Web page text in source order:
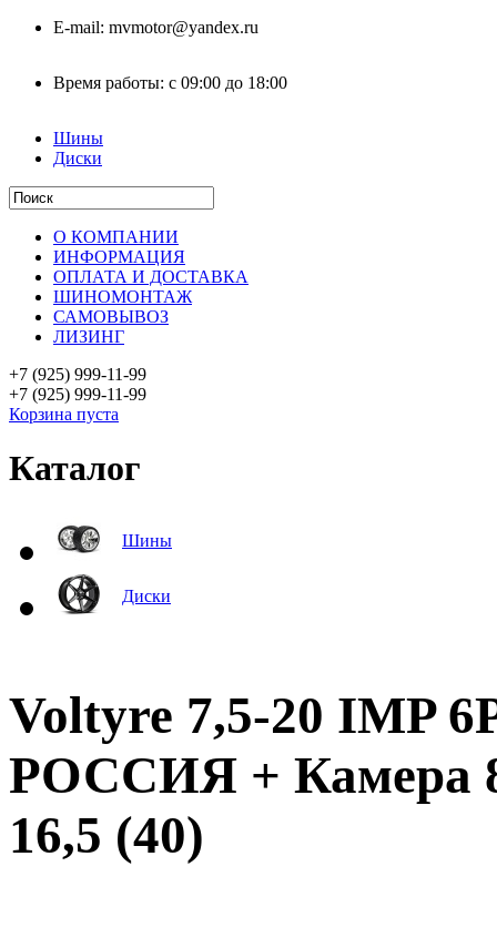
E-mail: mvmotor@yandex.ru
Время работы: с 09:00 до 18:00
Шины
Диски
О КОМПАНИИ
ИНФОРМАЦИЯ
ОПЛАТА И ДОСТАВКА
ШИНОМОНТАЖ
САМОВЫВОЗ
ЛИЗИНГ
+7 (925) 999-11-99
+7 (925) 999-11-99
Корзина пуста
Каталог
Шины
Диски
Voltyre 7,5-20 IMP
РОССИЯ + Камера
16,5 (40)